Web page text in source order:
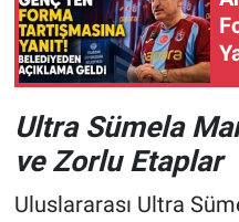
Ultra Sümela
ve Zorlu Etaplar
Uluslararası Ultra